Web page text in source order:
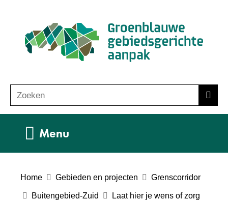
naar
de
inhoud
o
e
Zoeken
Menu
Home Gebieden en projecten Grenscorridor
Buitengebied-Zuid Laat hier je wens of zorg